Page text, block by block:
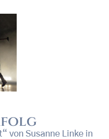
von Susanne Linke in